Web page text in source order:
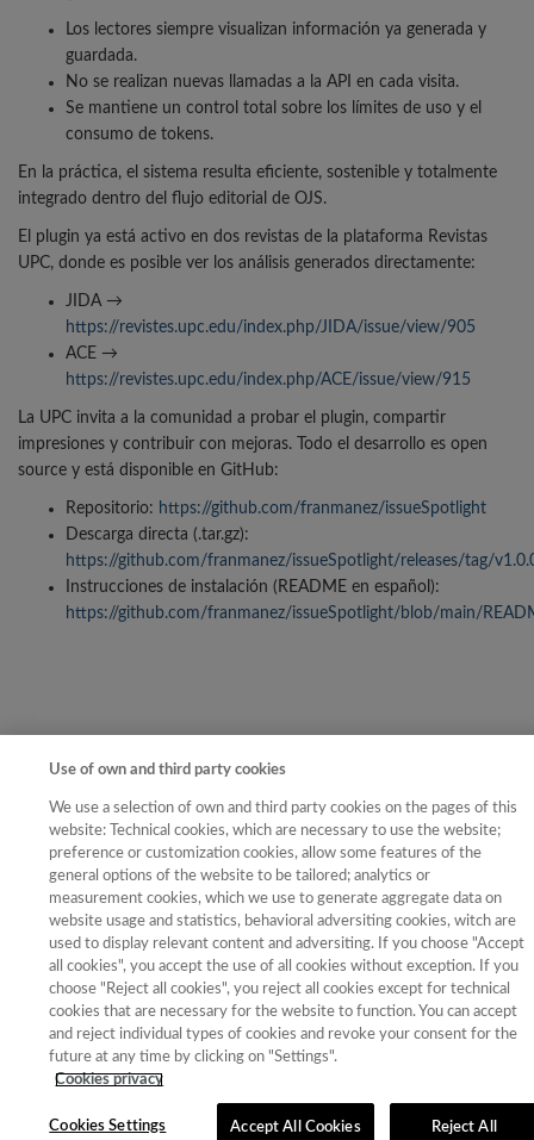
Los lectores siempre visualizan información ya generada y
guardada.
No se realizan nuevas llamadas a la API en cada visita.
Se mantiene un control total sobre los límites de uso y el
consumo de tokens.
En la práctica, el sistema resulta eficiente, sostenible y totalmente
integrado dentro del flujo editorial de OJS.
El plugin ya está activo en dos revistas de la plataforma Revistas
UPC, donde es posible ver los análisis generados directamente:
JIDA →
https://revistes.upc.edu/index.php/JIDA/issue/view/905
ACE →
https://revistes.upc.edu/index.php/ACE/issue/view/915
La UPC invita a la comunidad a probar el plugin, compartir
impresiones y contribuir con mejoras. Todo el desarrollo es open
source y está disponible en GitHub:
Repositorio: https://github.com/franmanez/issueSpotlight
Descarga directa (.tar.gz):
https://github.com/franmanez/issueSpotlight/releases/tag/
Instrucciones de instalación (README en español):
https://github.com/franmanez/issueSpotlight/blob/main/
calidad|Aviso Legal y Política de Privacidad
Use of own and third party cookies
We use a selection of own and third party cookies on the pages of this
website: Technical cookies, which are necessary to use the website;
preference or customization cookies, allow some features of the
general options of the website to be tailored; analytics or
measurement cookies, which we use to generate aggregate data on
website usage and statistics, behavioral adversiting cookies, witch are
used to display relevant content and adversiting. If you choose "Accept
all cookies", you accept the use of all cookies without exception. If you
choose "Reject all cookies", you reject all cookies except for technical
cookies that are necessary for the website to function. You can accept
and reject individual types of cookies and revoke your consent for the
future at any time by clicking on "Settings".
Cookies privacy
Cookies Settings Reject All
Accept All Cookies